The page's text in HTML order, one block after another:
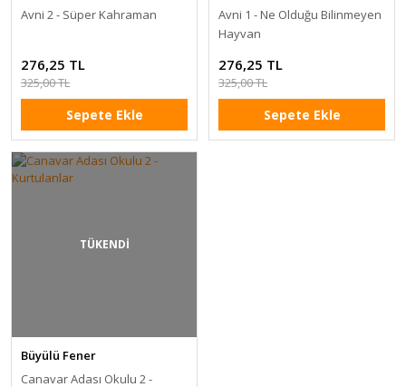
Avni 2 - Süper Kahraman
276,25 TL
325,00 TL
Sepete Ekle
Avni 1 - Ne Olduğu Bilinmeyen
Hayvan
276,25 TL
325,00 TL
Sepete Ekle
TÜKENDİ
Büyülü Fener
Canavar Adası Okulu 2 -